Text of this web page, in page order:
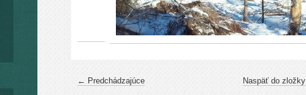
← Predchádzajúce Naspäť do zložky